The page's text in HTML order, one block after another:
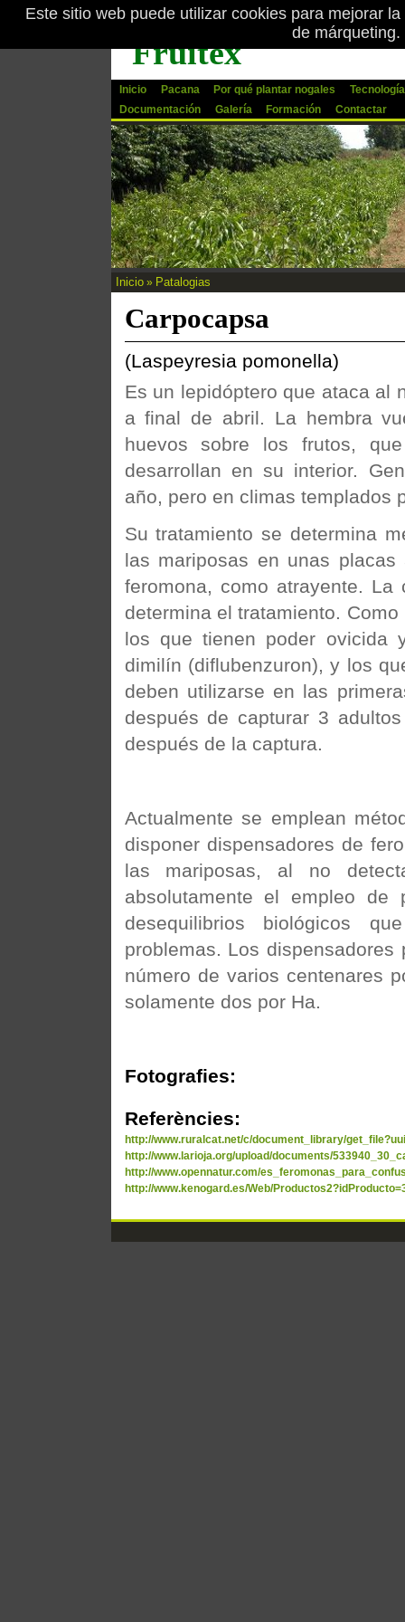
Fruitex
Inicio Pacana Por qué plantar nogales
Documentación
Galería Formación Contactar
Se encuentra usted aquí
Inicio» Patalogias
Carpocapsa
(Laspeyresia pomonella)
Es un lepidóptero que ataca al
a final de abril. La hembra
huevos sobre los frutos,
desarrollan en su interior.
año, pero en climas templados
Su tratamiento se determina
las mariposas en unas
feromona, como atrayente.
determina el tratamiento.
los que tienen poder ovicida
dimilín (diflubenzuron), y los
deben utilizarse en las
después de capturar 3
después de la captura.
Actualmente se emplean
disponer dispensadores de
las mariposas, al no
absolutamente el empleo de
desequilibrios biológicos
problemas. Los
número de varios centenares
solamente dos por Ha.
Fotografies:
Referències:
http://www.ruralcat.net/c/document_library/
http://www.larioja.org/upload/documents/
http://www.opennatur.com/
http://www.kenogard.es/Web/
Este sitio web puede utilizar cookies para mejorar
de márqueting.